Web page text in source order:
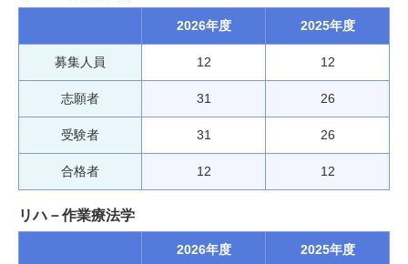
2026年度 2025年度
募集人員 12 12
志願者 31 26
受験者 31 26
合格者 12 12
リハ－作業療法学
2026年度 2025年度